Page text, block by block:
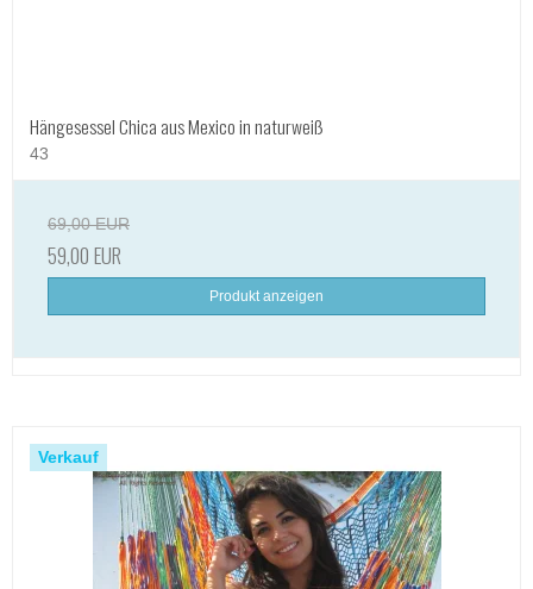
Hängesessel Chica aus Mexico in naturweiß
43
69,00 EUR
59,00 EUR
Produkt anzeigen
Verkauf